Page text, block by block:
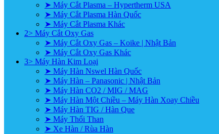
➤ Máy Cắt Plasma – Hypertherm USA
➤ Máy Cắt Plasma Hàn Quốc
➤ Máy Cắt Plasma Khác
2> Máy Cắt Oxy Gas
➤ Máy Cắt Oxy Gas – Koike | Nhật Bản
➤ Máy Cắt Oxy Gas Khác
3> Máy Hàn Kim Loại
➤ Máy Hàn Nswel Hàn Quốc
➤ Máy Hàn – Panasonic | Nhật Bản
➤ Máy Hàn CO2 / MIG / MAG
➤ Máy Hàn Một Chiều – Máy Hàn Xoay Chiều
➤ Máy Hàn TIG / Hàn Que
➤ Máy Thổi Than
➤ Xe Hàn / Rùa Hàn